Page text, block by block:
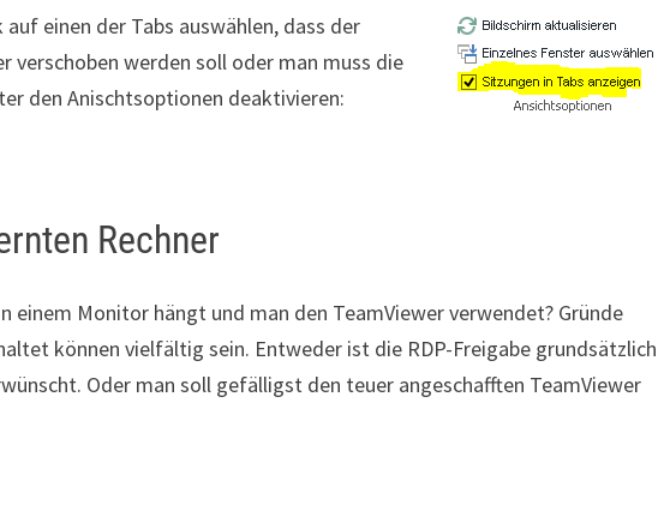
einen der Tabs auswählen, dass der
verschoben werden soll oder man muss die
den Anischtsoptionen deaktivieren:
Rechner
einem Monitor hängt und man den TeamViewer verwendet? Gründe
können vielfältig sein. Entweder ist die RDP-Freigabe grundsätzlich
Oder man soll gefälligst den teuer angeschafften TeamViewer